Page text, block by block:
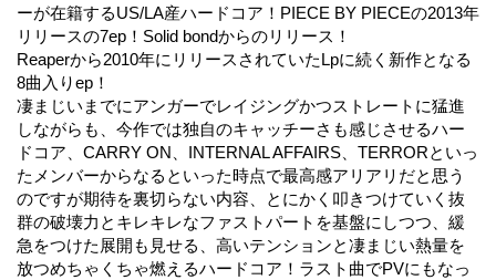
ーが在籍するUS/LA産ハードコア！PIECE BY PIECEの2013年
リリースの7ep！Solid bondからのリリース！
Reaperから2010年にリリースされていたLpに続く新作となる
8曲入りep！
凄まじいまでにアンガーでレイジングかつストレートに猛進
しながらも、今作では独自のキャッチーさも感じさせるハー
ドコア、CARRY ON、INTERNAL AFFAIRS、TERRORといっ
たメンバーからなるといった時点で最高感アリアリだと思う
のですが期待を裏切らない内容、とにかく叩きつけていく抜
群の破壊力とキレキレなファストパートを基盤にしつつ、緩
急をつけた展開も見せる、高いテンションと凄まじい熱量を
放つめちゃくちゃ燃えるハードコア！ラスト曲でPVにもなっ